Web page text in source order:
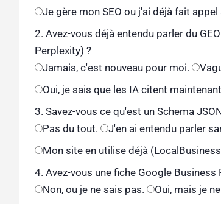
Je gère mon SEO ou j'ai déjà fait
2. Avez-vous déjà entendu parler du
Perplexity) ?
Jamais, c'est nouveau pour moi.
Oui, je sais que les IA citent
3. Savez-vous ce qu'est un Schema
Pas du tout.
J'en ai entendu parler
Mon site en utilise déjà
4. Avez-vous une fiche Google
Non, ou je ne sais pas.
Oui, mais je